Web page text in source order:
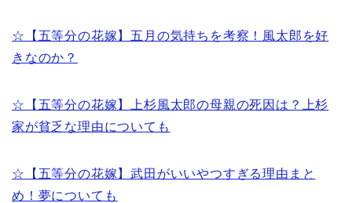
☆【五等分の花嫁】五月の気持ちを考察！風太郎を好
きなのか？
☆【五等分の花嫁】上杉風太郎の母親の死因は？上杉
家が貧乏な理由についても
☆【五等分の花嫁】武田がいいやつすぎる理由まと
め！夢についても